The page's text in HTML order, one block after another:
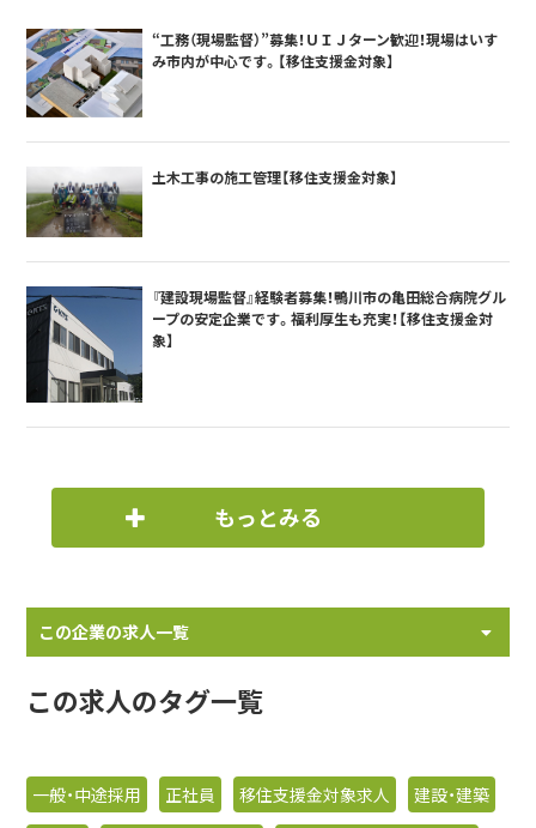
“工務（現場監督）”募集！ＵＩＪターン歓迎！現場はいす
み市内が中心です。【移住支援金対象】
土木工事の施工管理【移住支援金対象】
『建設現場監督』経験者募集！鴨川市の亀田総合病院グル
ープの安定企業です。福利厚生も充実！【移住支援金対
象】
もっとみる
この企業の求人一覧
この求人のタグ一覧
一般・中途採用 正社員 移住支援金対象求人
建設・建築